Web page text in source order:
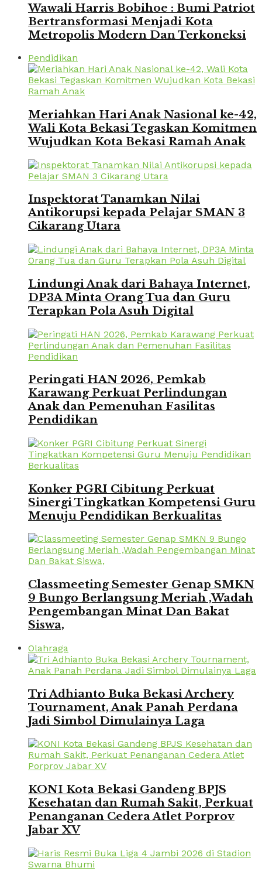
Wawali Harris Bobihoe : Bumi Patriot
Bertransformasi Menjadi Kota
Metropolis Modern Dan Terkoneksi
Pendidikan
Meriahkan Hari Anak Nasional ke-42,
Wali Kota Bekasi Tegaskan Komitmen
Wujudkan Kota Bekasi Ramah Anak
Inspektorat Tanamkan Nilai
Antikorupsi kepada Pelajar SMAN 3
Cikarang Utara
Lindungi Anak dari Bahaya Internet,
DP3A Minta Orang Tua dan Guru
Terapkan Pola Asuh Digital
Peringati HAN 2026, Pemkab
Karawang Perkuat Perlindungan
Anak dan Pemenuhan Fasilitas
Pendidikan
Konker PGRI Cibitung Perkuat
Sinergi Tingkatkan Kompetensi Guru
Menuju Pendidikan Berkualitas
Classmeeting Semester Genap SMKN
9 Bungo Berlangsung Meriah ,Wadah
Pengembangan Minat Dan Bakat
Siswa,
Olahraga
Tri Adhianto Buka Bekasi Archery
Tournament, Anak Panah Perdana
Jadi Simbol Dimulainya Laga
KONI Kota Bekasi Gandeng BPJS
Kesehatan dan Rumah Sakit, Perkuat
Penanganan Cedera Atlet Porprov
Jabar XV